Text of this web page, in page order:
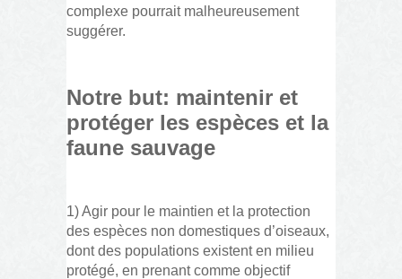
complexe pourrait malheureusement
suggérer.
Notre but: maintenir et
protéger les espèces et la
faune sauvage
1) Agir pour le maintien et la protection
des espèces non domestiques d’oiseaux,
dont des populations existent en milieu
protégé, en prenant comme objectif